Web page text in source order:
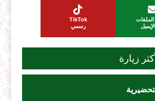
TikTok
رسمي
زيارة